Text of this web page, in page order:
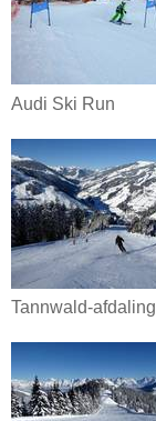
Audi Ski Run
Tannwald-afdaling